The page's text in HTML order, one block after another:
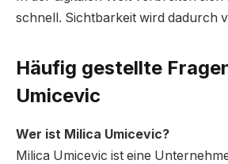
schnell. Sichtbarkeit wird dadurch
Häufig gestellte
Umicevic
Wer ist Milica Umicevic?
Milica Umicevic ist eine